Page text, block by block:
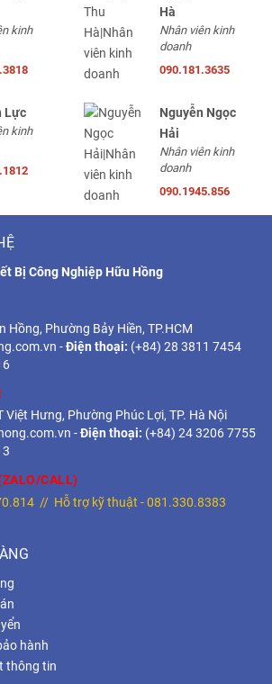
kinh
Hà
Nhân viên kinh
doanh
090.181.3635
Lực
kinh
Nguyễn Ngọc
Hải
Nhân viên kinh
doanh
090.1945.856
Bị Công Nghiệp Hữu Hồng
Hồng, Phường Bảy Hiền, TP.HCM
-Điện thoại: (+84) 28 3811 7454
Việt Hưng, Phường Phúc Lợi, TP. Hà Nội
-Điện thoại: (+84) 24 3206 7755
CALL)
// Hỗ trợ kỹ thuật -081.330.8383
hành
thông tin